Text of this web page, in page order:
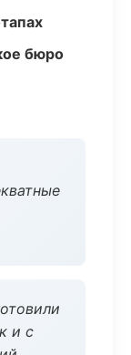
бюро
и с